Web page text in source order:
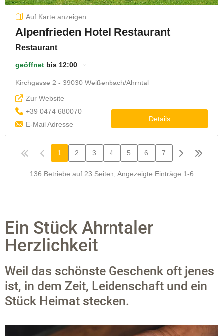
Ein Stück Ahrntaler
Herzlichkeit
Weil das schönste Geschenk oft jenes
ist, in dem Zeit, Leidenschaft und ein
Stück Heimat stecken.